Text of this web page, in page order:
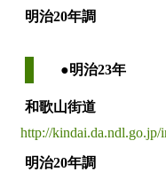
明治20年調
●明治23年
和歌山街道
http://
明治20年調